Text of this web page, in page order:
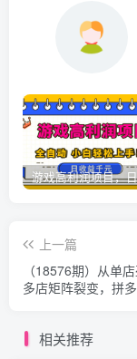
上一篇
（18576期）从单
多店矩阵裂变，拼
相关推荐